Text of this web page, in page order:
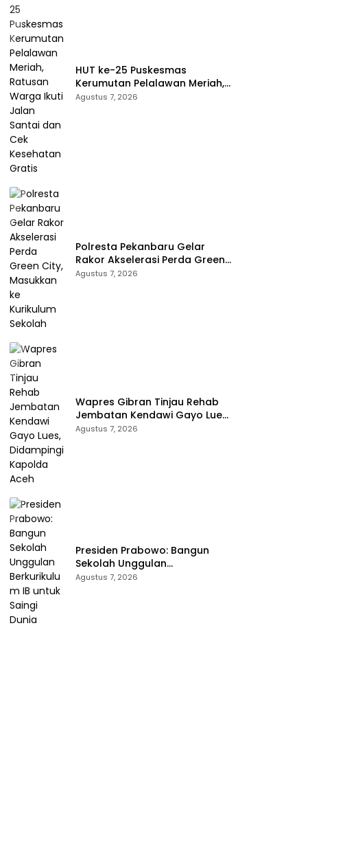
HUT ke-25 Puskesmas
Kerumutan Pelalawan Meriah,
Ratusan Warga Ikuti Jalan
Agustus 7, 2026
Polresta Pekanbaru Gelar
Rakor Akselerasi Perda Green
City, Masukkan ke Kurikulum
Agustus 7, 2026
Wapres Gibran Tinjau Rehab
Jembatan Kendawi Gayo Lues,
Didampingi Kapolda Aceh
Agustus 7, 2026
Presiden Prabowo: Bangun
Sekolah Unggulan
Berkurikulum IB untuk Saingi
Agustus 7, 2026